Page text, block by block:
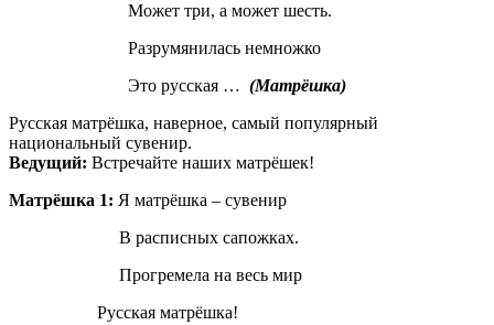
Может три, а может шесть.
Разрумянилась немножко
Это русская … (Матрёшка)
Русская матрёшка, наверное, самый популярный
национальный сувенир.
Ведущий: Встречайте наших матрёшек!
Матрёшка 1: Я матрёшка – сувенир
В расписных сапожках.
Прогремела на весь мир
Русская матрёшка!